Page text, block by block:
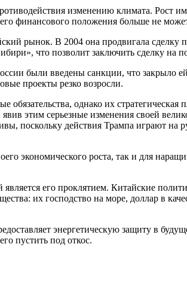
изменению климата. Рост
финансового положения больше не
рынок. В 2004 она продвигала
что позволит заключить сделку на
были введены санкции, что закрыло
проекты резко возросли.
обязательства, однако их
явив этим серьезные изменения своей
поскольку действия Трампа играют
экономического роста, так и для
его проклятием. Китайские
их господство на море, доллар в
энергетическую защиту в
пустить под откос.